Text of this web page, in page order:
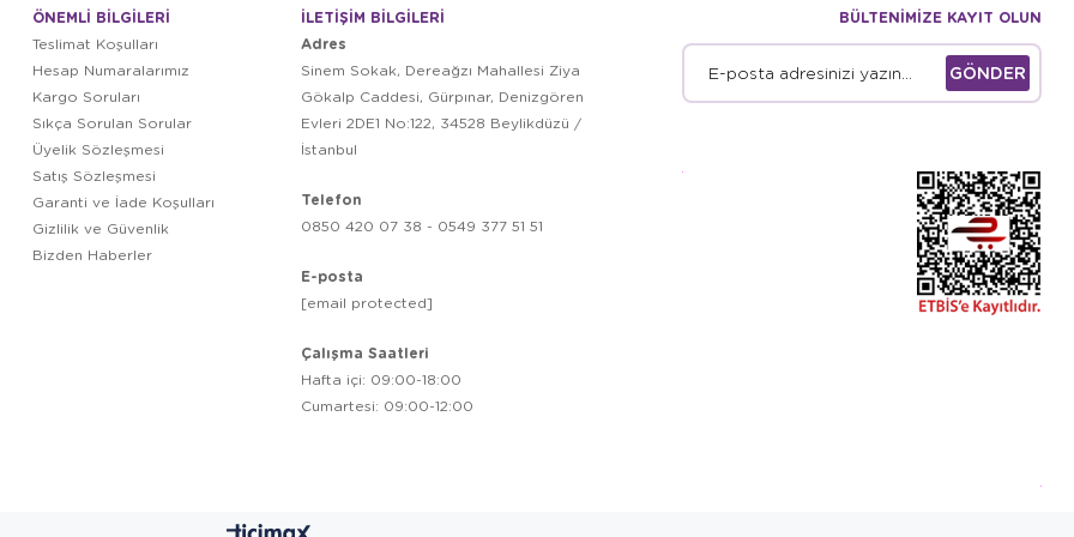
ÖNEMLİ BİLGİLERİ
Teslimat Koşulları
Hesap Numaralarımız
Kargo Soruları
Sıkça Sorulan Sorular
Üyelik Sözleşmesi
Satış Sözleşmesi
Garanti ve İade Koşulları
Gizlilik ve Güvenlik
Bizden Haberler
İLETİŞİM BİLGİLERİ
Adres
Sinem Sokak, Dereağzı Mahallesi Ziya
Gökalp Caddesi, Gürpınar, Denizgören
Evleri 2DE1 No:122, 34528 Beylikdüzü /
İstanbul
Telefon
0850 420 07 38 - 0549 377 51 51
E-posta
[email protected]
Çalışma Saatleri
Hafta içi: 09:00-18:00
Cumartesi: 09:00-12:00
BÜLTENİMİZE KAYIT OLUN
GÖNDER